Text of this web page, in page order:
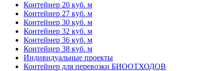
Контейнер 20 куб. м
Контейнер 27 куб. м
Контейнер 30 куб. м
Контейнер 32 куб. м
Контейнер 36 куб. м
Контейнер 38 куб. м
Индивидуальные проекты
Контейнер для перевозки БИООТХОДОВ